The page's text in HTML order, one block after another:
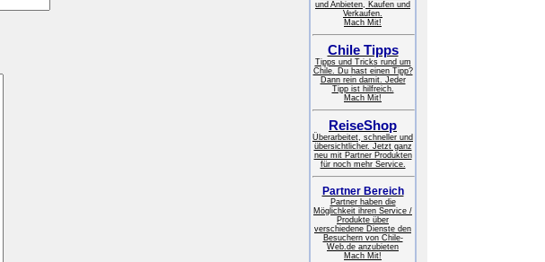
und Anbieten, Kaufen und
Verkaufen.
Mach Mit!
Chile Tipps
Tipps und Tricks rund um
Chile. Du hast einen Tipp?
Dann rein damit. Jeder
Tipp ist hilfreich.
Mach Mit!
ReiseShop
Überarbeitet, schneller und
übersichtlicher. Jetzt ganz
neu mit Partner Produkten
für noch mehr Service.
Partner Bereich
Partner haben die
Möglichkeit ihren Service /
Produkte über
verschiedene Dienste den
Besuchern von Chile-
Web.de anzubieten
Mach Mit!